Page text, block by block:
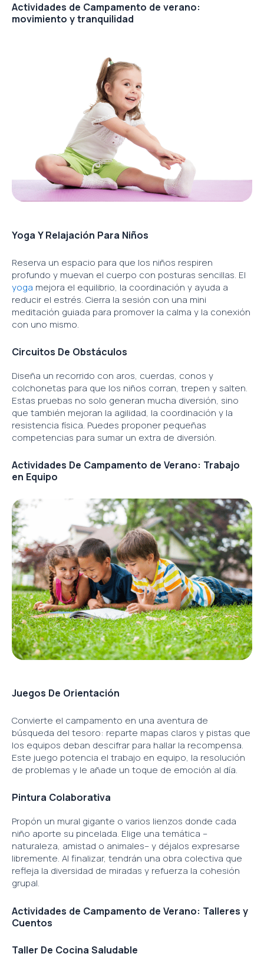
Actividades de Campamento de verano:
movimiento y tranquilidad
Yoga Y Relajación Para Niños
Reserva un espacio para que los niños respiren
profundo y muevan el cuerpo con posturas sencillas. El
yoga mejora el equilibrio, la coordinación y ayuda a
reducir el estrés. Cierra la sesión con una mini
meditación guiada para promover la calma y la conexión
con uno mismo.
Circuitos De Obstáculos
Diseña un recorrido con aros, cuerdas, conos y
colchonetas para que los niños corran, trepen y salten.
Estas pruebas no solo generan mucha diversión, sino
que también mejoran la agilidad, la coordinación y la
resistencia física. Puedes proponer pequeñas
competencias para sumar un extra de diversión.
Actividades De Campamento de Verano: Trabajo
en Equipo
Juegos De Orientación
Convierte el campamento en una aventura de
búsqueda del tesoro: reparte mapas claros y pistas que
los equipos deban descifrar para hallar la recompensa.
Este juego potencia el trabajo en equipo, la resolución
de problemas y le añade un toque de emoción al día.
Pintura Colaborativa
Propón un mural gigante o varios lienzos donde cada
niño aporte su pincelada. Elige una temática –
naturaleza, amistad o animales– y déjalos expresarse
libremente. Al finalizar, tendrán una obra colectiva que
refleja la diversidad de miradas y refuerza la cohesión
grupal.
Actividades de Campamento de Verano: Talleres y
Cuentos
Taller De Cocina Saludable